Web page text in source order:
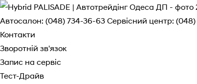
Автосалон: (048) 734-36-63 Сервісний центр:
Контакти
Зворотній зв'язок
Запис на сервіс
Тест-Драйв